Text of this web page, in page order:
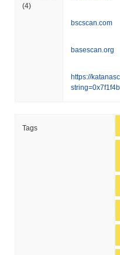
(4)
bscscan.com
basescan.org
https://
Tags